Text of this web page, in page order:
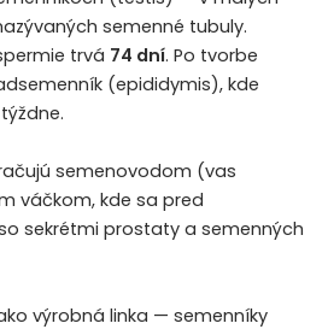
semenné tubuly.
trvá 74 dní. Po tvorbe
(epididymis), kde
semenovodom (vas
váčkom, kde sa pred
sekrétmi prostaty a semenných
výrobná linka — semenníky